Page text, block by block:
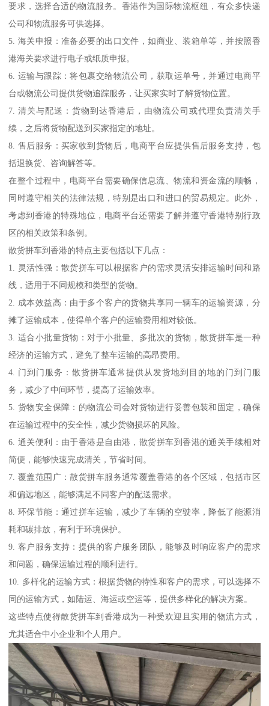
要求，选择合适的物流服务。香港作为国际物流枢纽，有众多快递
公司和物流服务可供选择。
5. 海关申报：准备必要的出口文件，如商业、装箱单等，并按照香
港海关要求进行电子或纸质申报。
6. 运输与跟踪：将包裹交给物流公司，获取运单号，并通过电商平
台或物流公司提供货物追踪服务，让买家实时了解货物位置。
7. 清关与配送：货物到达香港后，由物流公司或代理负责清关手
续，之后将货物配送到买家指定的地址。
8. 售后服务：买家收到货物后，电商平台应提供售后服务支持，包
括退换货、咨询解答等。
在整个过程中，电商平台需要确保信息流、物流和资金流的顺畅，
同时遵守相关的法律法规，特别是出口和进口的贸易规定。此外，
考虑到香港的特殊地位，电商平台还需要了解并遵守香港特别行政
区的相关政策和条例。
散货拼车到香港的特点主要包括以下几点：
1. 灵活性强：散货拼车可以根据客户的需求灵活安排运输时间和路
线，适用于不同规模和类型的货物。
2. 成本效益高：由于多个客户的货物共享同一辆车的运输资源，分
摊了运输成本，使得单个客户的运输费用相对较低。
3. 适合小批量货物：对于小批量、多批次的货物，散货拼车是一种
经济的运输方式，避免了整车运输的高昂费用。
4. 门到门服务：散货拼车通常提供从发货地到目的地的门到门服
务，减少了中间环节，提高了运输效率。
5. 货物安全保障：的物流公司会对货物进行妥善包装和固定，确保
在运输过程中的安全性，减少货物损坏的风险。
6. 通关便利：由于香港是自由港，散货拼车到香港的通关手续相对
简便，能够快速完成清关，节省时间。
7. 覆盖范围广：散货拼车服务通常覆盖香港的各个区域，包括市区
和偏远地区，能够满足不同客户的配送需求。
8. 环保节能：通过拼车运输，减少了车辆的空驶率，降低了能源消
耗和碳排放，有利于环境保护。
9. 客户服务支持：提供的客户服务团队，能够及时响应客户的需求
和问题，确保运输过程的顺利进行。
10. 多样化的运输方式：根据货物的特性和客户的需求，可以选择不
同的运输方式，如陆运、海运或空运等，提供多样化的解决方案。
这些特点使得散货拼车到香港成为一种受欢迎且实用的物流方式，
尤其适合中小企业和个人用户。